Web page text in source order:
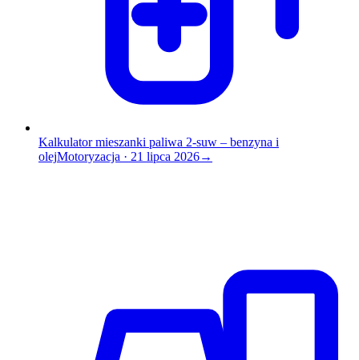
Kalkulator mieszanki paliwa 2-suw – benzyna i
olejMotoryzacja · 21 lipca 2026→